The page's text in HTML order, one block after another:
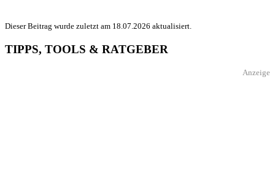
Dieser Beitrag wurde zuletzt am 18.07.2026 aktualisiert.
TIPPS, TOOLS & RATGEBER
Anzeige